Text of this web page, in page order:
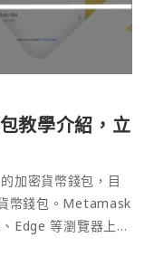
教學介紹，立
加密貨幣錢包，目
幣錢包。Metamask
Edge 等瀏覽器上作
便。